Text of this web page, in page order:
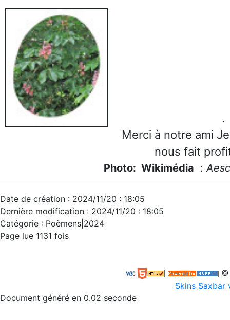
Merci à notre ami
nous fait
Photo: Wikimédia :
Date de création : 2024/11/20 : 18:05
Dernière modification : 2024/11/20 : 18:05
Catégorie : Poèmens|2024
Page lue 1131 fois
©
Skins Saxbar
Document généré en 0.02 seconde